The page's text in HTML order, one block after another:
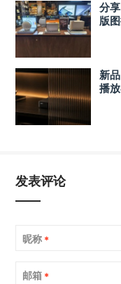
分
版
新
播
发表评论
昵称 *
邮箱 *